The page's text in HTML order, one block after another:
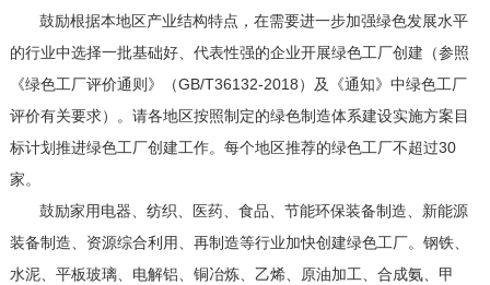
鼓励根据本地区产业结构特点，在需要进一步加强绿色发展水平
的行业中选择一批基础好、代表性强的企业开展绿色工厂创建（参照
《绿色工厂评价通则》（GB/T36132-2018）及《通知》中绿色工厂
评价有关要求）。请各地区按照制定的绿色制造体系建设实施方案目
标计划推进绿色工厂创建工作。每个地区推荐的绿色工厂不超过30
家。
鼓励家用电器、纺织、医药、食品、节能环保装备制造、新能源
装备制造、资源综合利用、再制造等行业加快创建绿色工厂。钢铁、
水泥、平板玻璃、电解铝、铜冶炼、乙烯、原油加工、合成氨、甲